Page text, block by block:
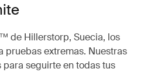
de Hillerstorp, Suecia, los
pruebas extremas. Nuestras
seguirte en todas tus